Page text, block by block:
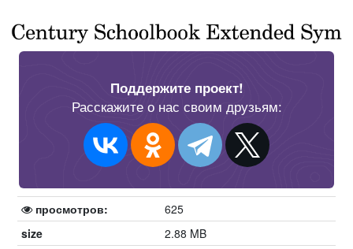
Поддержите проект!
Расскажите о нас своим друзьям:
просмотров:
625
size
2.88 MB